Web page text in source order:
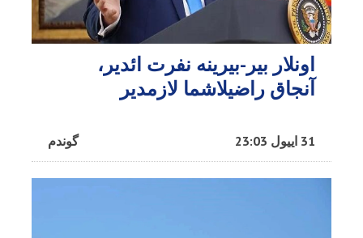
اونلار بیر-بیرینه نفرت ائدیر،
آنجاق راضیلاشما لازمدیر
گوندم 31 اییول 23:03